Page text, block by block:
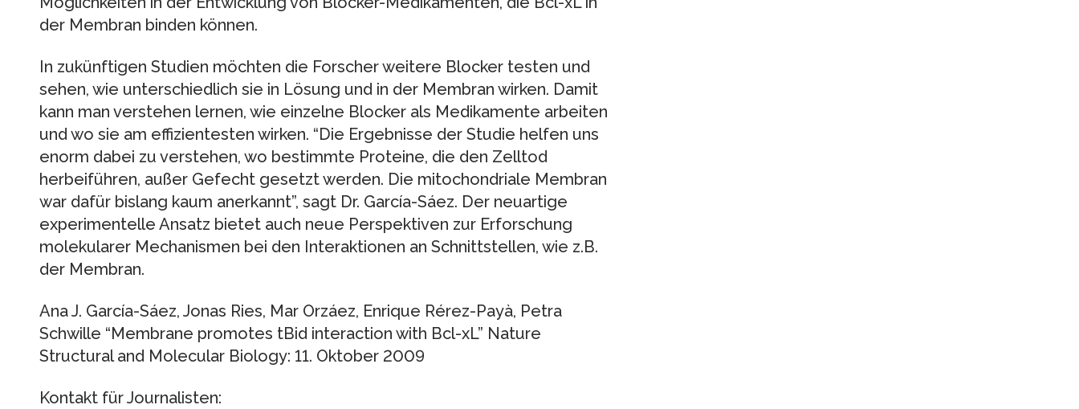
der Membran binden können.
In zukünftigen Studien möchten die Forscher weitere Blocker testen und
sehen, wie unterschiedlich sie in Lösung und in der Membran wirken. Damit
kann man verstehen lernen, wie einzelne Blocker als Medikamente arbeiten
und wo sie am effizientesten wirken. “Die Ergebnisse der Studie helfen uns
enorm dabei zu verstehen, wo bestimmte Proteine, die den Zelltod
herbeiführen, außer Gefecht gesetzt werden. Die mitochondriale Membran
war dafür bislang kaum anerkannt”, sagt Dr. García-Sáez. Der neuartige
experimentelle Ansatz bietet auch neue Perspektiven zur Erforschung
molekularer Mechanismen bei den Interaktionen an Schnittstellen, wie z.B.
der Membran.
Ana J. García-Sáez, Jonas Ries, Mar Orzáez, Enrique Rérez-Payà, Petra
Schwille “Membrane promotes tBid interaction with Bcl-xL” Nature
Structural and Molecular Biology: 11. Oktober 2009
Kontakt für Journalisten: